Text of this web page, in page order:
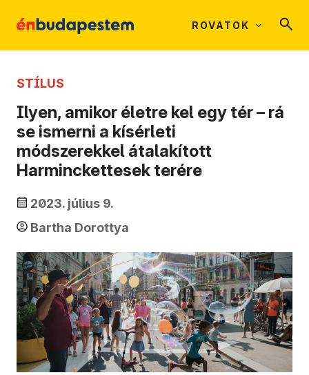
ROVATOK
STÍLUS
Ilyen, amikor életre kel egy tér – rá
se ismerni a kísérleti
módszerekkel átalakított
Harminckettesek terére
2023. július 9.
Bartha Dorottya